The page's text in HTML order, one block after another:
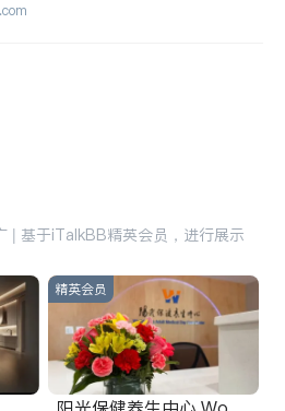
| 基于iTalkBB精英会员，进行展示
精英会员